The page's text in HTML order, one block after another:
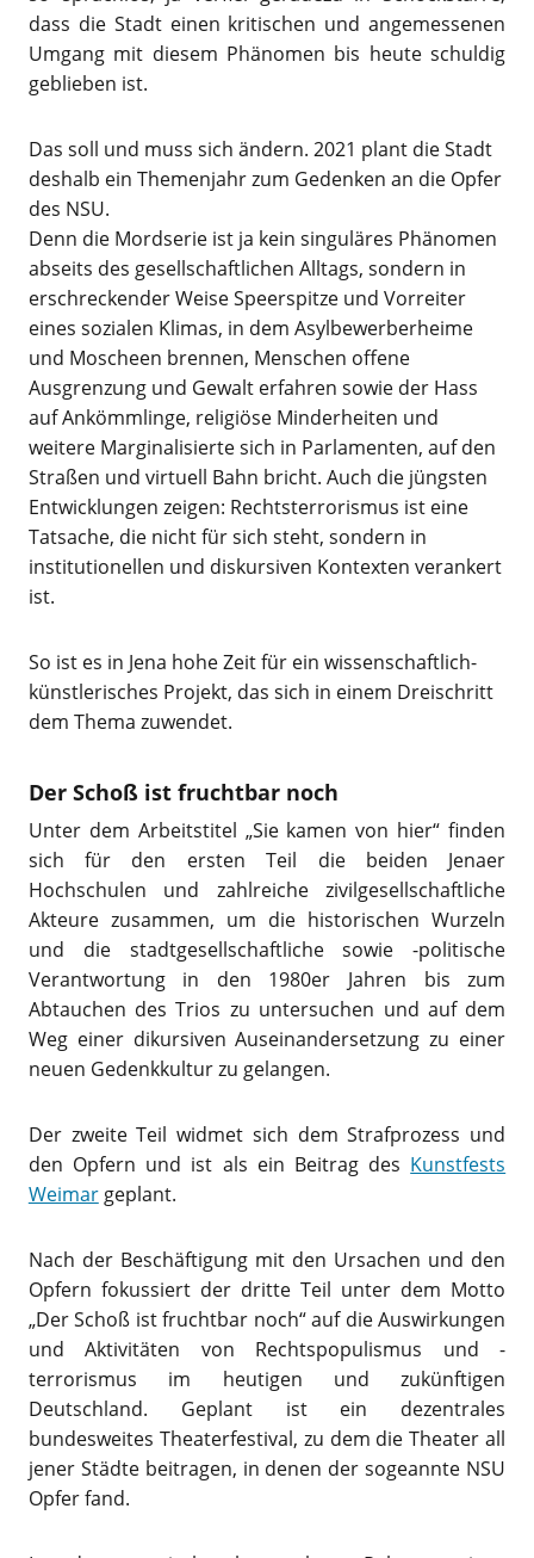
dass die Stadt einen kritischen und angemessenen
Umgang mit diesem Phänomen bis heute schuldig
geblieben ist.
Das soll und muss sich ändern. 2021 plant die Stadt
deshalb ein Themenjahr zum Gedenken an die Opfer
des NSU.
Denn die Mordserie ist ja kein singuläres Phänomen
abseits des gesellschaftlichen Alltags, sondern in
erschreckender Weise Speerspitze und Vorreiter
eines sozialen Klimas, in dem Asylbewerberheime
und Moscheen brennen, Menschen offene
Ausgrenzung und Gewalt erfahren sowie der Hass
auf Ankömmlinge, religiöse Minderheiten und
weitere Marginalisierte sich in Parlamenten, auf den
Straßen und virtuell Bahn bricht. Auch die jüngsten
Entwicklungen zeigen: Rechtsterrorismus ist eine
Tatsache, die nicht für sich steht, sondern in
institutionellen und diskursiven Kontexten verankert
ist.
So ist es in Jena hohe Zeit für ein wissenschaftlich-
künstlerisches Projekt, das sich in einem Dreischritt
dem Thema zuwendet.
Der Schoß ist fruchtbar noch
Unter dem Arbeitstitel „Sie kamen von hier“ finden
sich für den ersten Teil die beiden Jenaer
Hochschulen und zahlreiche zivilgesellschaftliche
Akteure zusammen, um die historischen Wurzeln
und die stadtgesellschaftliche sowie -politische
Verantwortung in den 1980er Jahren bis zum
Abtauchen des Trios zu untersuchen und auf dem
Weg einer dikursiven Auseinandersetzung zu einer
neuen Gedenkkultur zu gelangen.
Der zweite Teil widmet sich dem Strafprozess und
den Opfern und ist als ein Beitrag des Kunstfests
Weimargeplant.
Nach der Beschäftigung mit den Ursachen und den
Opfern fokussiert der dritte Teil unter dem Motto
„Der Schoß ist fruchtbar noch“ auf die Auswirkungen
und Aktivitäten von Rechtspopulismus und -
terrorismus im heutigen und zukünftigen
Deutschland. Geplant ist ein dezentrales
bundesweites Theaterfestival, zu dem die Theater all
jener Städte beitragen, in denen der sogeannte NSU
Opfer fand.